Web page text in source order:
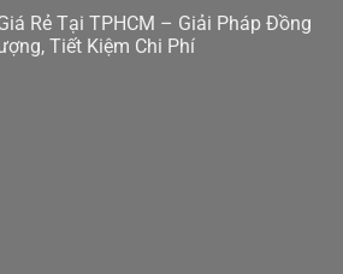
Rẻ Tại TPHCM – Giải Pháp Đồng
Tiết Kiệm Chi Phí